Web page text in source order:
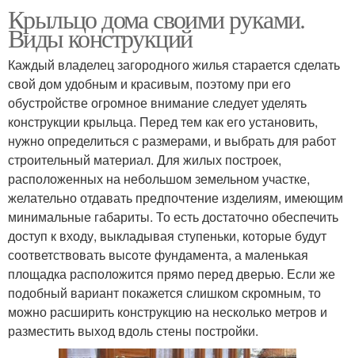
Крыльцо дома своими руками.
Виды конструкций
Каждый владелец загородного жилья старается сделать
свой дом удобным и красивым, поэтому при его
обустройстве огромное внимание следует уделять
конструкции крыльца. Перед тем как его установить,
нужно определиться с размерами, и выбрать для работ
строительный материал. Для жилых построек,
расположенных на небольшом земельном участке,
желательно отдавать предпочтение изделиям, имеющим
минимальные габариты. То есть достаточно обеспечить
доступ к входу, выкладывая ступеньки, которые будут
соответствовать высоте фундамента, а маленькая
площадка расположится прямо перед дверью. Если же
подобный вариант покажется слишком скромным, то
можно расширить конструкцию на несколько метров и
разместить выход вдоль стены постройки.